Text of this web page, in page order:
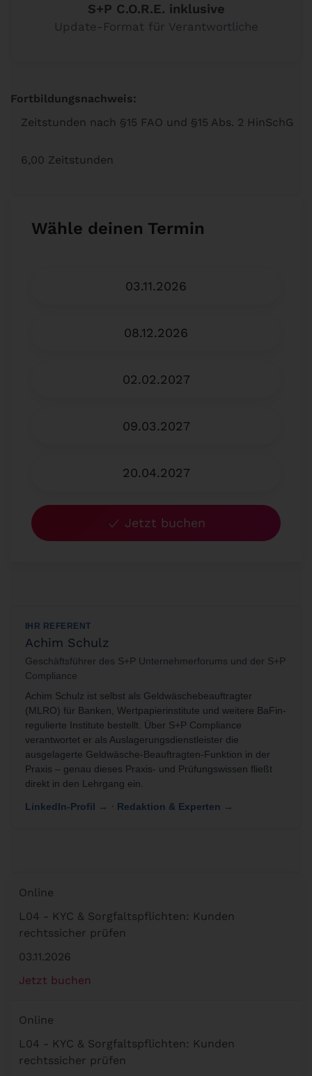
S+P C.O.R.E. inklusive
Update-Format für Verantwortliche
Fortbildungsnachweis:
Zeitstunden nach §15 FAO und §15 Abs. 2 HinSchG
6,00 Zeitstunden
Wähle deinen Termin
03.11.2026
08.12.2026
02.02.2027
09.03.2027
20.04.2027
Jetzt buchen
IHR REFERENT
Achim Schulz
Geschäftsführer des S+P Unternehmerforums und der S+P
Compliance
Achim Schulz ist selbst als Geldwäschebeauftragter
(MLRO) für Banken, Wertpapierinstitute und weitere BaFin-
regulierte Institute bestellt. Über S+P Compliance
verantwortet er als Auslagerungsdienstleister die
ausgelagerte Geldwäsche-Beauftragten-Funktion in der
Praxis – genau dieses Praxis- und Prüfungswissen fließt
direkt in den Lehrgang ein.
LinkedIn-Profil → · Redaktion & Experten →
Online
L04 - KYC & Sorgfaltspflichten: Kunden
rechtssicher prüfen
03.11.2026
Jetzt buchen
Online
L04 - KYC & Sorgfaltspflichten: Kunden
rechtssicher prüfen